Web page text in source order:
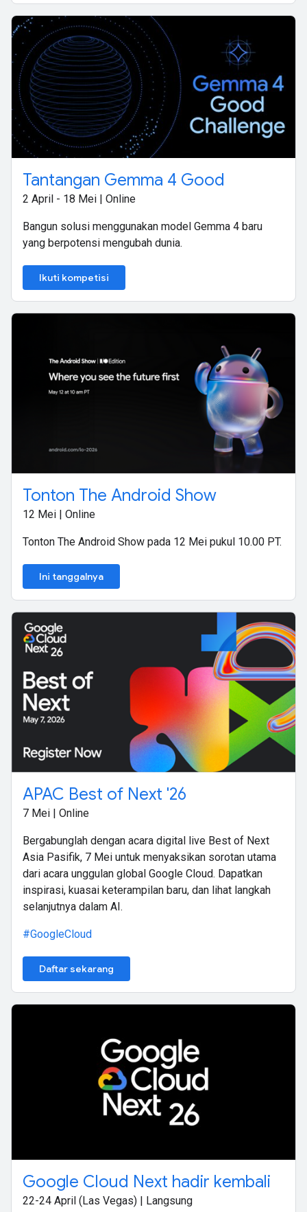
Tantangan Gemma 4 Good
2 April - 18 Mei | Online
Bangun solusi menggunakan model Gemma 4 baru
yang berpotensi mengubah dunia.
Ikuti kompetisi
Tonton The Android Show
12 Mei | Online
Tonton The Android Show pada 12 Mei pukul 10.00 PT.
Ini tanggalnya
APAC Best of Next '26
7 Mei | Online
Bergabunglah dengan acara digital live Best of Next
Asia Pasifik, 7 Mei untuk menyaksikan sorotan utama
dari acara unggulan global Google Cloud. Dapatkan
inspirasi, kuasai keterampilan baru, dan lihat langkah
selanjutnya dalam AI.
#GoogleCloud
Daftar sekarang
Google Cloud Next hadir kembali
22-24 April (Las Vegas) | Langsung